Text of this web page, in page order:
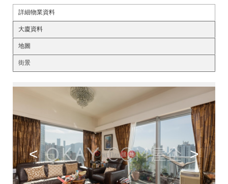
詳細物業資料
大廈資料
地圖
街景
< >